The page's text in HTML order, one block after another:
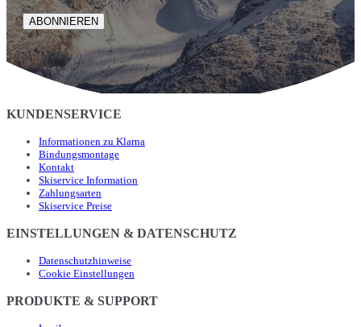
ABONNIEREN
KUNDENSERVICE
Informationen zu Klarna
Bindungsmontage
Kontakt
Skiservice Information
Zahlungsarten
Skiservice Preise
EINSTELLUNGEN & DATENSCHUTZ
Datenschutzhinweise
Cookie Einstellungen
PRODUKTE & SUPPORT